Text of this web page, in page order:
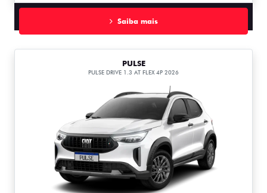
Saiba mais
PULSE
PULSE DRIVE 1.3 AT FLEX 4P 2026